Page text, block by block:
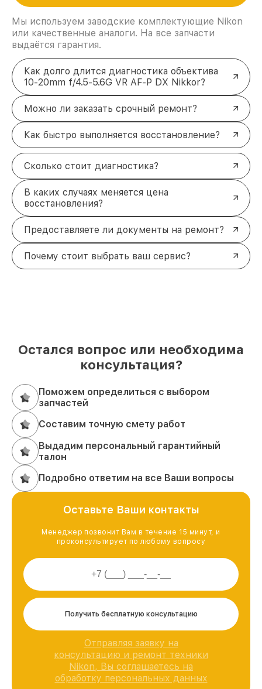
Мы используем заводские комплектующие Nikon
или качественные аналоги. На все запчасти
выдаётся гарантия.
Как долго длится диагностика объектива
10-20mm f/4.5-5.6G VR AF-P DX Nikkor?
Можно ли заказать срочный ремонт?
Как быстро выполняется восстановление?
Сколько стоит диагностика?
В каких случаях меняется цена
восстановления?
Предоставляете ли документы на ремонт?
Почему стоит выбрать ваш сервис?
Остался вопрос или необходима
консультация?
Поможем определиться с выбором
запчастей
Составим точную смету работ
Выдадим персональный гарантийный
талон
Подробно ответим на все Ваши вопросы
Оставьте Ваши контакты
Менеджер позвонит Вам в течение 15 минут, и
проконсультирует по любому вопросу
Получить бесплатную консультацию
Отправляя заявку на
консультацию и ремонт техники
Nikon, Вы соглашаетесь на
обработку персональных данных